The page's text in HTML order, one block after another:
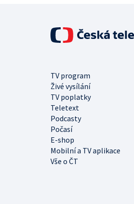
TV program
Živé vysílání
TV poplatky
Teletext
Podcasty
Počasí
E-shop
Mobilní a TV aplikace
Vše o ČT